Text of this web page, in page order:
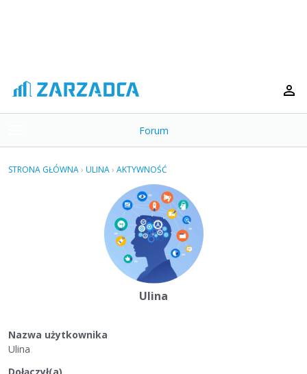
o
g
Forum
STRONA GŁÓWNA› ULINA› AKTYWNOŚĆ
Ulina
Nazwa użytkownika
Ulina